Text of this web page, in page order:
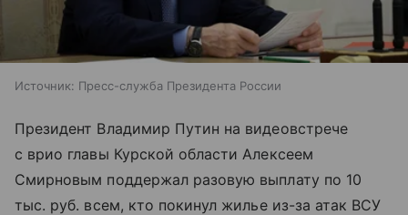
Источник: Пресс-служба Президента России
Президент Владимир Путин на видеовстрече
с врио главы Курской области Алексеем
Смирновым поддержал разовую выплату по 10
тыс. руб. всем, кто покинул жилье из-за атак ВСУ